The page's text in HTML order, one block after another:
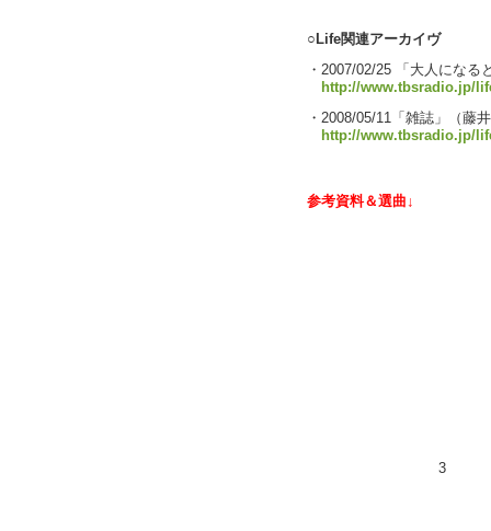
○Life関連アーカイヴ
・2007/02/25 「大人になる
http://www.tbsradio.jp/
・2008/05/11「雑誌」（藤
http://www.tbsradio.jp/
参考資料＆選曲↓
3